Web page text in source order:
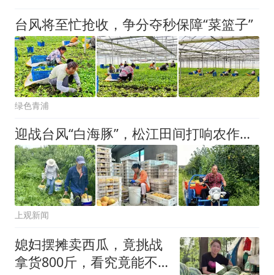
台风将至忙抢收，争分夺秒保障“菜篮子”
绿色青浦
迎战台风“白海豚”，松江田间打响农作物“抢收战”
上观新闻
媳妇摆摊卖西瓜，竟挑战
拿货800斤，看究竟能不